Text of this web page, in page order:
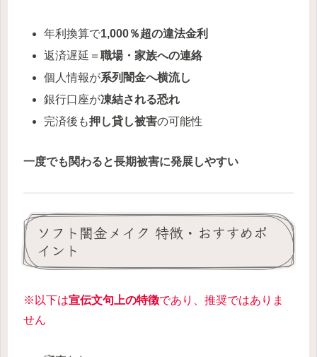
年利換算で1,000％超の違法金利
返済遅延＝職場・家族への連絡
個人情報が系列闇金へ横流し
銀行口座が凍結される恐れ
完済後も押し貸し被害の可能性
一度でも関わると長期被害に発展しやすい
ソフト闇金メイク 特徴・おすすめポ
イント
※以下は宣伝文句上の特徴であり、推奨ではありま
せん